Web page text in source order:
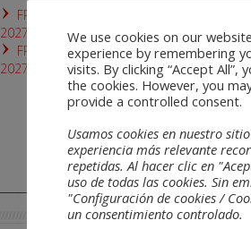
FR_ISO 9001_0.04.01106_2024-
2027.pdf
FR_ISO 14001_3.00.23022_2024-
2027.pdf
We use cookies on our
experience by remembering
visits. By clicking “Accept
the cookies. However, you
provide a controlled consent.
Usamos cookies en nuestro
experiencia más relevante
repetidas. Al hacer clic en
uso de todas las cookies. Sin
"Configuración de cookies /
un consentimiento controlado.